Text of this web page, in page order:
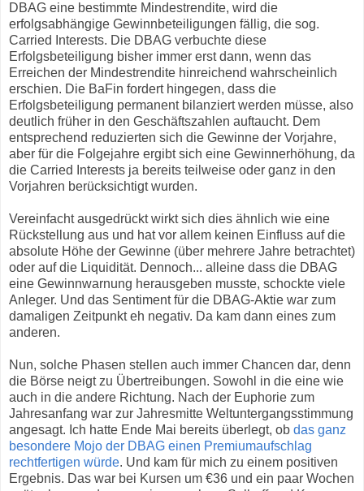
DBAG eine bestimmte Mindestrendite, wird die
erfolgsabhängige Gewinnbeteiligungen fällig, die sog.
Carried Interests. Die DBAG verbuchte diese
Erfolgsbeteiligung bisher immer erst dann, wenn das
Erreichen der Mindestrendite hinreichend wahrscheinlich
erschien. Die BaFin fordert hingegen, dass die
Erfolgsbeteiligung permanent bilanziert werden müsse, also
deutlich früher in den Geschäftszahlen auftaucht. Dem
entsprechend reduzierten sich die Gewinne der Vorjahre,
aber für die Folgejahre ergibt sich eine Gewinnerhöhung, da
die Carried Interests ja bereits teilweise oder ganz in den
Vorjahren berücksichtigt wurden.
Vereinfacht ausgedrückt wirkt sich dies ähnlich wie eine
Rückstellung aus und hat vor allem keinen Einfluss auf die
absolute Höhe der Gewinne (über mehrere Jahre betrachtet)
oder auf die Liquidität. Dennoch... alleine dass die DBAG
eine Gewinnwarnung herausgeben musste, schockte viele
Anleger. Und das Sentiment für die DBAG-Aktie war zum
damaligen Zeitpunkt eh negativ. Da kam dann eines zum
anderen.
Nun, solche Phasen stellen auch immer Chancen dar, denn
die Börse neigt zu Übertreibungen. Sowohl in die eine wie
auch in die andere Richtung. Nach der Euphorie zum
Jahresanfang war zur Jahresmitte Weltuntergangsstimmung
angesagt. Ich hatte Ende Mai bereits überlegt, ob das ganz
besondere Mojo der DBAG einen Premiumaufschlag
rechtfertigen würde. Und kam für mich zu einem positiven
Ergebnis. Das war bei Kursen um €36 und ein paar Wochen